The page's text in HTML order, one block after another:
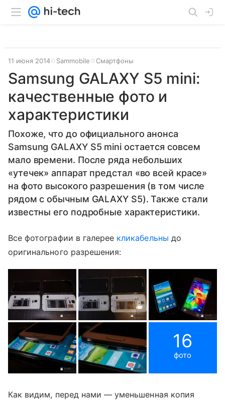
11 июня 2014 Sammobile Смартфоны
Samsung GALAXY S5 mini:
качественные фото и
характеристики
Похоже, что до официального анонса
Samsung GALAXY S5 mini остается совсем
мало времени. После ряда небольших
«утечек» аппарат предстал «во всей красе»
на фото высокого разрешения (в том числе
рядом с обычным GALAXY S5). Также стали
известны его подробные характеристики.
Все фотографии в галерее кликабельны до
оригинального разрешения:
16
фото
Как видим, перед нами — уменьшенная копия